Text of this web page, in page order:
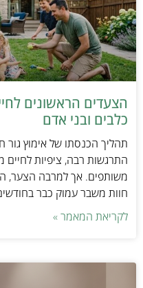
הצעדים הראשונים
כלבים ובני אדם
תהליך הכנסתו של אימוץ גור
התרגשות רבה, ציפיות לחיים
משותפים. אך למרבה הצער,
חוות משבר עמוק כבר
לקריאת המאמר »